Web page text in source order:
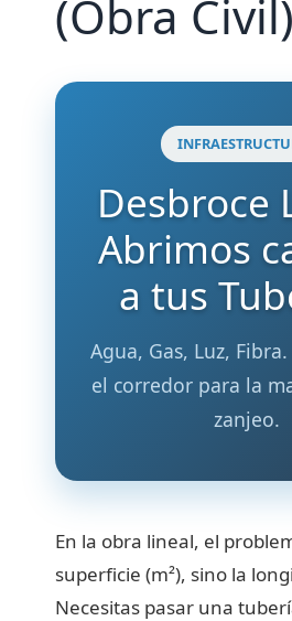
(Obra Civil)
Desbroce
Abrimos
a tus
Agua, Gas, Luz,
el corredor para la
zanjeo.
En la obra lineal, el
superficie (m²), sino la
Necesitas pasar una